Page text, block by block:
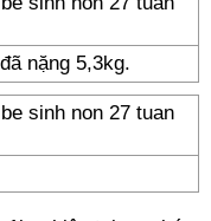
nặng 5,3kg.